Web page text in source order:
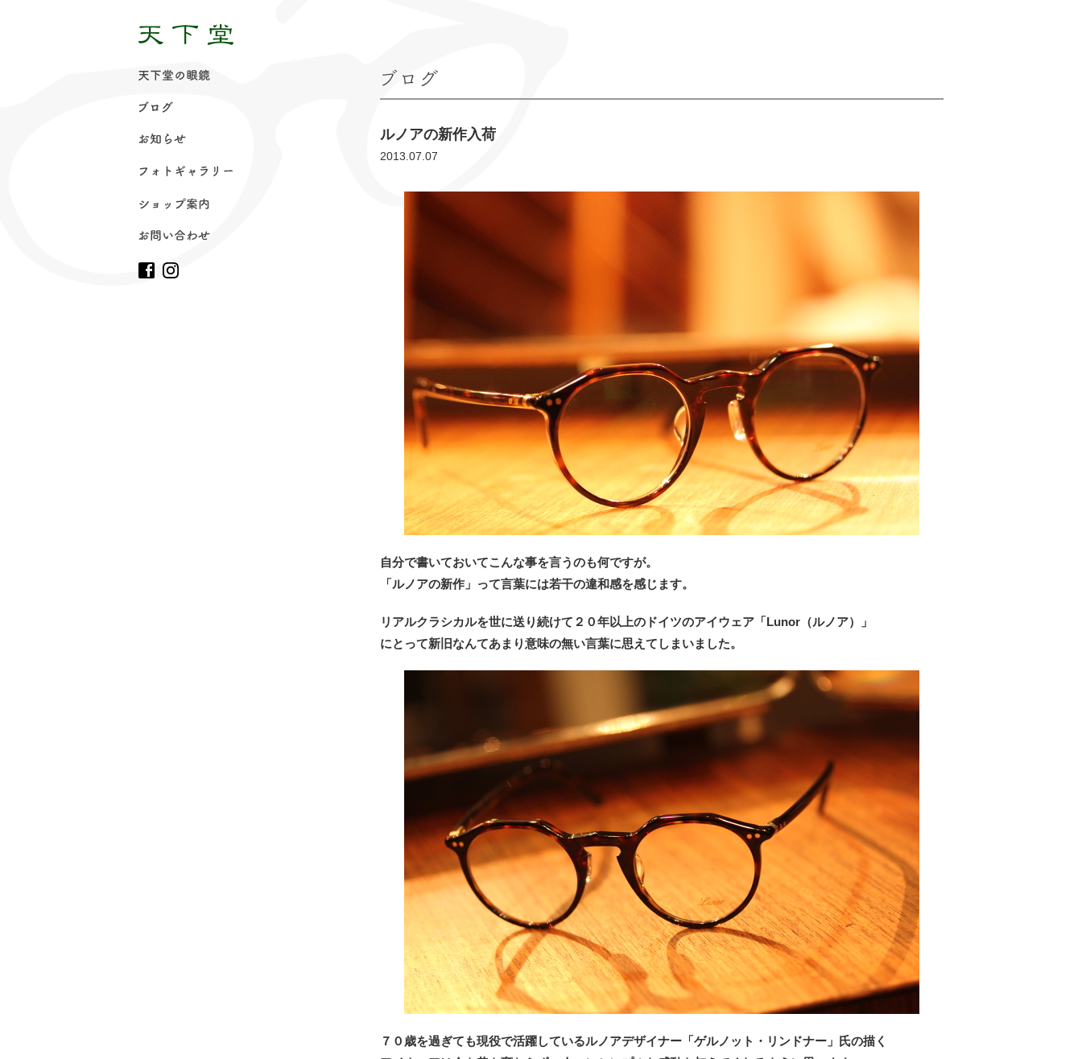
鏡
グ
せ
ー
せ
ルノアの新作入荷
2013.07.07
自分で書いておいてこんな事を言うのも何ですが。
「ルノアの新作」って言葉には若干の違和感を感じます。
リアルクラシカルを世に送り続けて２０年以上のドイツのアイウェア「Lunor（ルノア）」
にとって新旧なんてあまり意味の無い言葉に思えてしまいました。
７０歳を過ぎても現役で活躍しているルノアデザイナー「ゲルノット・リンドナー」氏の描く